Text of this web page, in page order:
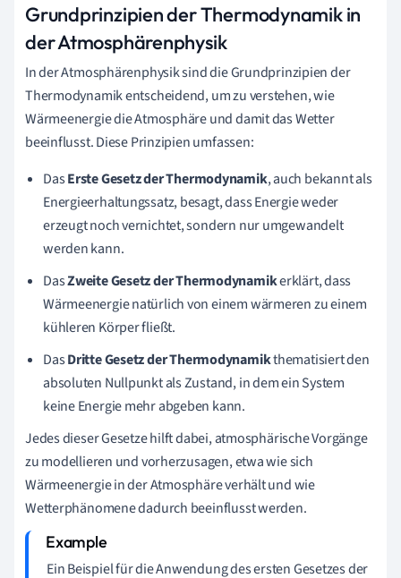
Grundprinzipien der Thermodynamik in
der Atmosphärenphysik
In der Atmosphärenphysik sind die Grundprinzipien der
Thermodynamik entscheidend, um zu verstehen, wie
Wärmeenergie die Atmosphäre und damit das Wetter
beeinflusst. Diese Prinzipien umfassen:
DasErste Gesetz der Thermodynamik, auch bekannt als
Energieerhaltungssatz, besagt, dass Energie weder
erzeugt noch vernichtet, sondern nur umgewandelt
werden kann.
DasZweite Gesetz der Thermodynamikerklärt, dass
Wärmeenergie natürlich von einem wärmeren zu einem
kühleren Körper fließt.
DasDritte Gesetz der Thermodynamikthematisiert den
absoluten Nullpunkt als Zustand, in dem ein System
keine Energie mehr abgeben kann.
Jedes dieser Gesetze hilft dabei, atmosphärische Vorgänge
zu modellieren und vorherzusagen, etwa wie sich
Wärmeenergie in der Atmosphäre verhält und wie
Wetterphänomene dadurch beeinflusst werden.
Ein Beispiel für die Anwendung des ersten Gesetzes der